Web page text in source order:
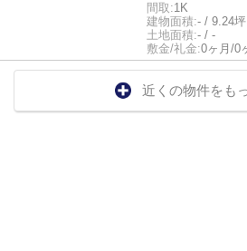
間取:1K
建物面積:- / 9.24坪
土地面積:- / -
敷金/礼金:0ヶ月/0
近くの物件をも